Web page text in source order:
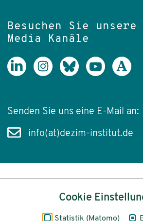
Besuchen Sie
Media Kanäle
Senden Sie uns eine E-Mail an:
info(at)dezim-institut.de
Impressum
Cookie
Statistik (Matomo)